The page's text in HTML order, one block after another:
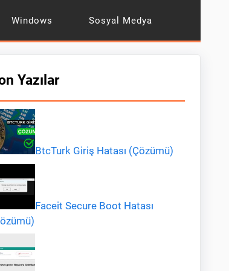
Windows Sosyal Medya
Yazılar
BtcTurk Giriş Hatası (Çözümü)
Faceit Secure Boot Hatası